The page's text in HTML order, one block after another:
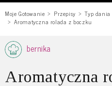
Moje Gotowanie Przepisy Typ dania
Aromatyczna rolada z boczku
bernika
Aromatyczna